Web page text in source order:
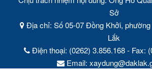
Sở
Địa chỉ: Số 05-07 Đồng Khởi,
Lắk
Điện thoại: (0262) 3.856.168 - Fax:
Email: